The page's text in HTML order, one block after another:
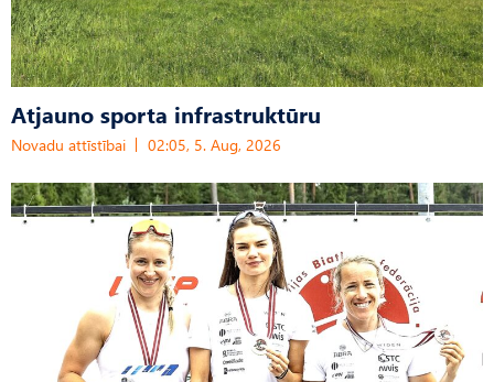
Atjauno sporta infrastruktūru
Novadu attīstībai 02:05, 5. Aug, 2026